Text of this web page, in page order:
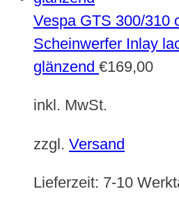
Vespa GTS 300/310
Scheinwerfer Inlay
glänzend €169,00
inkl. MwSt.
zzgl. Versand
Lieferzeit: 7-10